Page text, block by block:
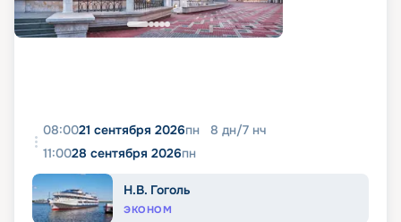
08:0021 сентября 2026пн 8 дн/7 нч
11:0028 сентября 2026пн
Н.В. Гоголь
ЭКОНОМ